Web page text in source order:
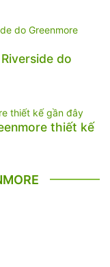
do
thiết kế